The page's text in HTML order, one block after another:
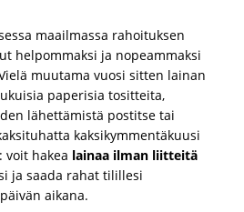
maailmassa rahoituksen
helpommaksi ja nopeammaksi
muutama vuosi sitten lainan
paperisia tositteita,
lähettämistä postitse tai
kaksikymmentäkuusi
hakea lainaa ilman liitteitä
ja saada rahat tilillesi
aikana.